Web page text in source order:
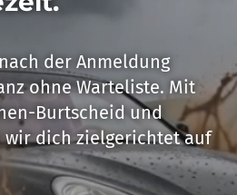
der Anmeldung
ohne Warteliste. Mit
Burtscheid und
wir dich zielgerichtet auf